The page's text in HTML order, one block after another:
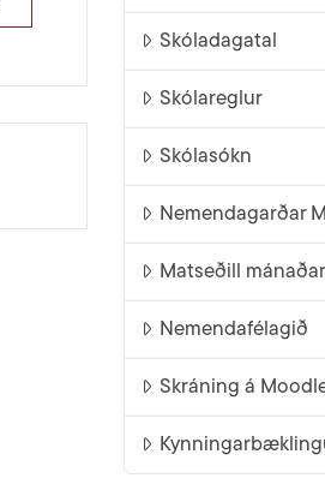
Skóladagatal
Skólareglur
Skólasókn
Nemendagarðar
Matseðill
Nemendafélagið
Skráning á